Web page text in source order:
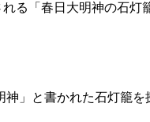
る「春日大明神の石灯
」と書かれた石灯籠